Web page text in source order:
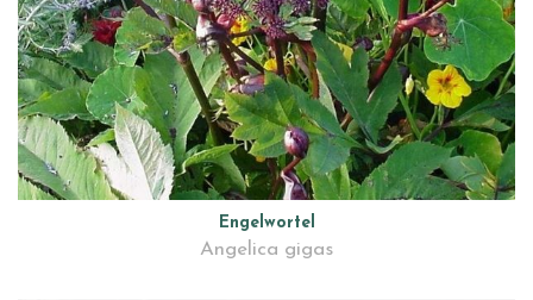
Engelwortel
Angelica gigas